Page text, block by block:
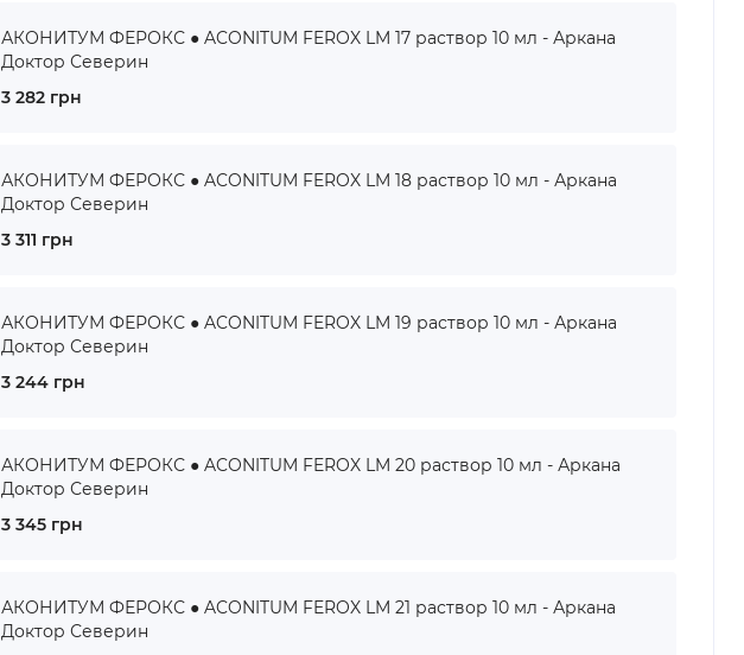
АКОНИТУМ ФЕРОКС ● ACONITUM FEROX LM 17 раствор 10 мл - Аркана
Доктор Северин
3 282 грн
АКОНИТУМ ФЕРОКС ● ACONITUM FEROX LM 18 раствор 10 мл - Аркана
Доктор Северин
3 311 грн
АКОНИТУМ ФЕРОКС ● ACONITUM FEROX LM 19 раствор 10 мл - Аркана
Доктор Северин
3 244 грн
АКОНИТУМ ФЕРОКС ● ACONITUM FEROX LM 20 раствор 10 мл - Аркана
Доктор Северин
3 345 грн
АКОНИТУМ ФЕРОКС ● ACONITUM FEROX LM 21 раствор 10 мл - Аркана
Доктор Северин